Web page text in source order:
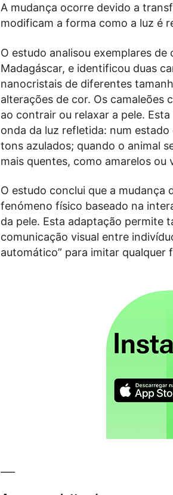
A mudança ocorre devido a
modificam a forma como a luz é
O estudo analisou exemplares
Madagáscar, e identificou duas
nanocristais de diferentes
alterações de cor. Os camaleões
ao contrair ou relaxar a pele.
onda da luz refletida: num
tons azulados; quando o animal
mais quentes, como amarelos ou
O estudo conclui que a mudança
fenómeno físico baseado na
da pele. Esta adaptação permite
comunicação visual entre
automático” para imitar qualquer